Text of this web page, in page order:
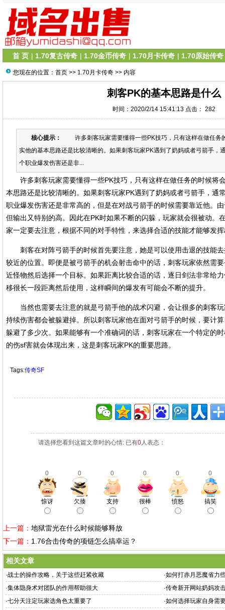
首 页 | 1.70复古传奇 | 1.70金币传奇 | 1.70月卡传奇 | 1.70原始传奇
您现在的位置： 首页 >> 1.70月卡传奇 >> 内容
刺客PK的基本思路是什么
时间：2020/2/14 15:41:13 点击： 282
核心提示：
许多刺客玩家需要懂得一些PK技巧，只有这样在做任务
实他的基本思路还是比较清晰的。如果刺客玩家PK遇到了奶妈或者弓箭手，
个职业爆发伤害还是非...
许多刺客玩家需要懂得一些PK技巧，只有这样在做任务的时候将
本思路还是比较清晰的。如果刺客玩家PK遇到了奶妈或者弓箭手，通
职业爆发伤害还是非常高的，但是在对战弓箭手的时候需要靠近他。
但输出又特别的高。因此在PK时如果不断的闪躲，玩家就会很被动。
家一定要去注意，根据不同的对手特性，来选择合适的技能才能够发
刺客在对阵弓箭手的时候首先要注意，她是可以使用击退的技能去
较近的位置。即便是被弓箭手的机会射击命中的话，刺客玩家依然需
近怪物然后选择一个目标。如果距离比较合适的话，逐日剑法非常给
移很长一段距离然后使用，这样瞬间的爆发有可能会不断的提升。
当然也需要去注意的就是弓箭手他的战术闪避，会让很多的刺客玩
持续伤害都会被躲避掉。所以刺客玩家他在面对弓箭手的时候，要计
躲避了多少次。如果能够有一个准确词的话，刺客玩家在一个特定的
的伤sf害就会体现出来，这是刺客玩家PK的重要思路。
Tags:传奇SF
请选择您看到这篇文章时的心情: 已有0人表态：
0 0 0 0 0 0
惊讶 欠揍 支持 很棒 愤怒 搞笑
上一篇： 地狱雷光在什么时候能够释放
下一篇： 1.76合击传奇的项链怎么搞幸运？
相关文章
·战士的操作攻略，关于这些赶紧收藏 ·如何打赤月恶魔省力
·集体隐身术对团队的作用帮助很大 ·传奇新开网站奶妈攻
·七分天注定玩家选角色太重要了 ·如何选择玩家自身需